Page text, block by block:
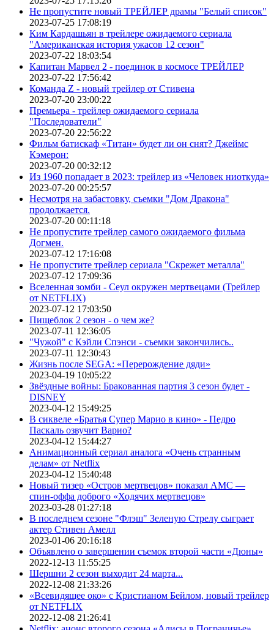
Не пропустите новый ТРЕЙЛЕР драмы "Белый список"
2023-07-25 17:08:19
Ким Кардашьян в трейлере ожидаемого сериала
"Американская история ужасов 12 сезон"
2023-07-22 18:03:54
Капитан Марвел 2 - поединок в космосе ТРЕЙЛЕР
2023-07-22 17:56:42
Команда Z - новый трейлер от Стивена
2023-07-20 23:00:22
Премьера - трейлер ожидаемого сериала
"Последователи"
2023-07-20 22:56:22
Фильм батискаф «Титан» будет ли он снят? Джеймс
Кэмерон:
2023-07-20 00:32:12
Из 1960 попадает в 2023: трейлер из «Человек ниоткуда»
2023-07-20 00:25:57
Несмотря на забастовку, съемки "Дом Дракона"
продолжается.
2023-07-20 00:11:18
Не пропустите трейлер самого ожидаемого фильма
Догмен.
2023-07-12 17:16:08
Не пропустите трейлер сериала "Скрежет металла"
2023-07-12 17:09:36
Вселенная зомби - Сеул окружен мертвецами (Трейлер
от NETFLIX)
2023-07-12 17:03:50
Пищеблок 2 сезон - о чем же?
2023-07-11 12:36:05
"Чужой" с Кэйли Спэнси - съемки закончились..
2023-07-11 12:30:43
Жизнь после SEGA: «Перерождение дяди»
2023-04-19 10:05:22
Звёздные войны: Бракованная партия 3 сезон будет -
DISNEY
2023-04-12 15:49:25
В сиквеле «Братья Супер Марио в кино» - Педро
Паскаль озвучит Варио?
2023-04-12 15:44:27
Анимационный сериал аналога «Очень странным
делам» от Netflix
2023-04-12 15:40:48
Новый тизер «Остров мертвецов» показал АМС —
спин-оффа доброго «Ходячих мертвецов»
2023-03-28 01:27:18
В последнем сезоне "Флэш" Зеленую Стрелу сыграет
актер Стивен Амелл
2023-01-06 20:16:18
Объявлено о завершении съемок второй части «Дюны»
2022-12-13 11:55:25
Шершни 2 сезон выходит 24 марта...
2022-12-08 21:33:26
«Всевидящее око» с Кристианом Бейлом, новый трейлер
от NETFLIX
2022-12-08 21:26:41